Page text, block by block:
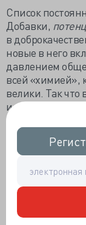
Список
Добавки,
в
новые в него
давлением
всей «химией»,
велики. Так что
и та же
в США. Или
Или
кондитерской.
в открытом
не скрывает.
И да, состав
записать с
«Е». Менее